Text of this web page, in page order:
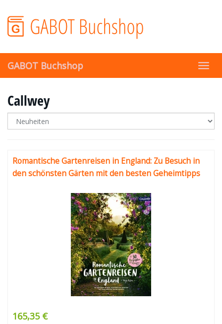
main
content
GABOT Buchshop
Callwey
Romantische Gartenreisen in England: Zu Besuch in
den schönsten Gärten mit den besten Geheimtipps
165,35 €